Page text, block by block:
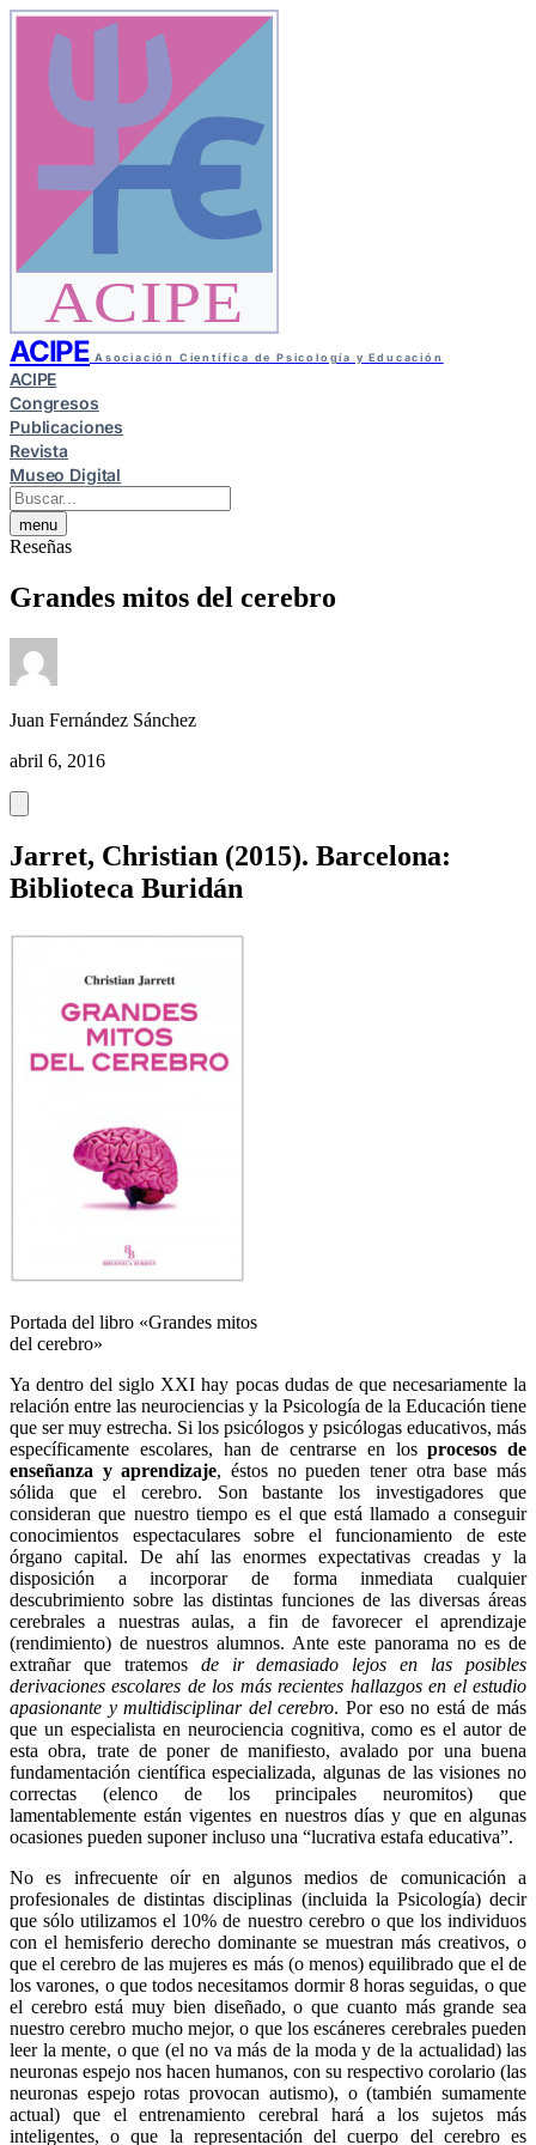
ACIPE
ACIPE Asociación Científica de Psicología y Educación
ACIPE
Congresos
Publicaciones
Revista
Museo Digital
menu
Reseñas
Grandes mitos del cerebro
Juan Fernández Sánchez
abril 6, 2016
Jarret, Christian (2015). Barcelona:
Biblioteca Buridán
Portada del libro «Grandes mitos
del cerebro»
Ya dentro del siglo XXI hay pocas dudas de que necesariamente la
relación entre las neurociencias y la Psicología de la Educación tiene
que ser muy estrecha. Si los psicólogos y psicólogas educativos, más
específicamente escolares, han de centrarse en losprocesos de
enseñanza y aprendizaje, éstos no pueden tener otra base más
sólida que el cerebro. Son bastante los investigadores que
consideran que nuestro tiempo es el que está llamado a conseguir
conocimientos espectaculares sobre el funcionamiento de este
órgano capital. De ahí las enormes expectativas creadas y la
disposición a incorporar de forma inmediata cualquier
descubrimiento sobre las distintas funciones de las diversas áreas
cerebrales a nuestras aulas, a fin de favorecer el aprendizaje
(rendimiento) de nuestros alumnos. Ante este panorama no es de
extrañar que tratemos de ir demasiado lejos en las posibles
derivaciones escolares de los más recientes hallazgos en el estudio
apasionante y multidisciplinar del cerebro. Por eso no está de más
que un especialista en neurociencia cognitiva, como es el autor de
esta obra, trate de poner de manifiesto, avalado por una buena
fundamentación científica especializada, algunas de las visiones no
correctas (elenco de los principales neuromitos) que
lamentablemente están vigentes en nuestros días y que en algunas
ocasiones pueden suponer incluso una “lucrativa estafa educativa”.
No es infrecuente oír en algunos medios de comunicación a
profesionales de distintas disciplinas (incluida la Psicología) decir
que sólo utilizamos el 10% de nuestro cerebro o que los individuos
con el hemisferio derecho dominante se muestran más creativos, o
que el cerebro de las mujeres es más (o menos) equilibrado que el de
los varones, o que todos necesitamos dormir 8 horas seguidas, o que
el cerebro está muy bien diseñado, o que cuanto más grande sea
nuestro cerebro mucho mejor, o que los escáneres cerebrales pueden
leer la mente, o que (el no va más de la moda y de la actualidad) las
neuronas espejo nos hacen humanos, con su respectivo corolario (las
neuronas espejo rotas provocan autismo), o (también sumamente
actual) que el entrenamiento cerebral hará a los sujetos más
inteligentes, o que la representación del cuerpo del cerebro es